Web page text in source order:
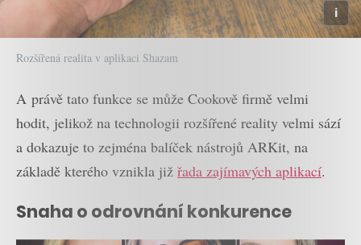
Rozšířená realita v aplikaci Shazam
A právě tato funkce se může Cookově firmě velmi
hodit, jelikož na technologii rozšířené reality velmi sází
a dokazuje to zejména balíček nástrojů ARKit, na
základě kterého vznikla již řada zajímavých aplikací.
Snaha o odrovnání konkurence